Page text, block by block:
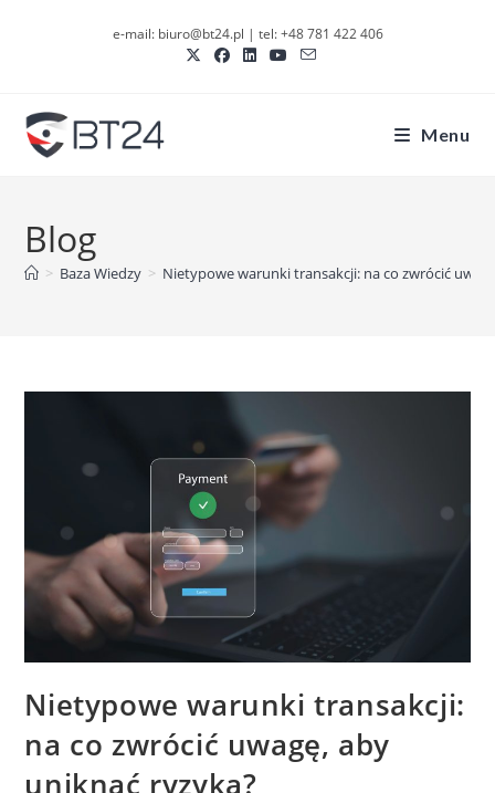
e-mail: biuro@bt24.pl | tel: +48 781 422 406
Menu
Blog
> Baza Wiedzy > Nietypowe warunki transakcji: na co zwrócić
Nietypowe warunki transakcji:
na co zwrócić uwagę, aby
uniknąć ryzyka?